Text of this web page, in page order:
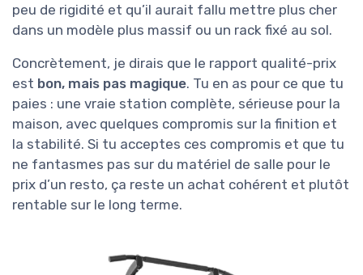
peu de rigidité et qu’il aurait fallu mettre plus cher
dans un modèle plus massif ou un rack fixé au sol.
Concrètement, je dirais que le rapport qualité-prix
est bon, mais pas magique. Tu en as pour ce que tu
paies : une vraie station complète, sérieuse pour la
maison, avec quelques compromis sur la finition et
la stabilité. Si tu acceptes ces compromis et que tu
ne fantasmes pas sur du matériel de salle pour le
prix d’un resto, ça reste un achat cohérent et plutôt
rentable sur le long terme.